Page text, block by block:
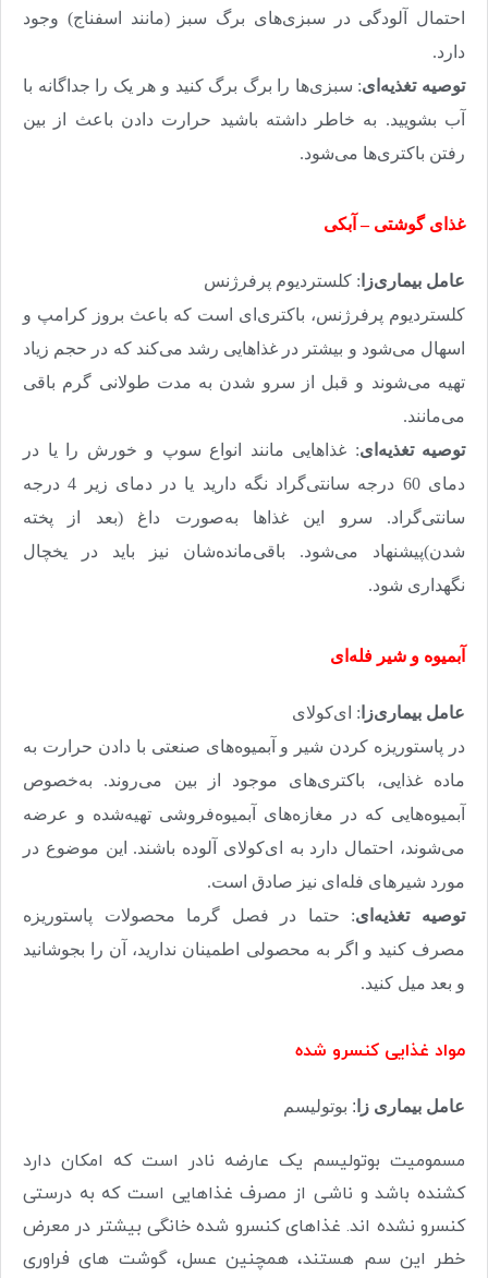
احتمال آلودگی در سبزی‌های برگ سبز (مانند اسفناج) وجود
دارد.
توصیه تغذیه‌ای: سبزی‌ها را برگ برگ کنید و هر یک را جداگانه با
آب بشویید. به خاطر داشته باشید حرارت دادن باعث از بین
رفتن باکتری‌ها می‌شود.
غذای گوشتی – آبکی
عامل بیماری‌زا : کلستردیوم پرفرژنس
کلستردیوم پرفرژنس، باکتری‌ای است که باعث بروز کرامپ و
اسهال می‌شود و بیشتر در غذاهایی رشد می‌کند که در حجم زیاد
تهیه می‌شوند و قبل از سرو شدن به مدت طولانی گرم باقی
می‌مانند.
توصیه تغذیه‌ای: غذاهایی مانند انواع سوپ و خورش را یا در
دمای 60 درجه سانتی‌گراد نگه دارید یا در دمای زیر 4 درجه
سانتی‌گراد. سرو این غذاها به‌صورت داغ (بعد از پخته
شدن)پیشنهاد می‌شود. باقی‌مانده‌شان نیز باید در یخچال
نگهداری شود.
آبمیوه و شیر فله‌ای
عامل بیماری‌زا :‌ ای‌کولای
در پاستوریزه کردن شیر و آبمیوه‌های صنعتی با دادن حرارت به
ماده غذایی، باکتری‌های موجود از بین می‌روند. به‌خصوص
آبمیوه‌هایی که در مغازه‌های آبمیوه‌فروشی تهیه‌شده و عرضه
می‌شوند، احتمال دارد به ای‌کولای آلوده باشند. این موضوع در
مورد شیرهای فله‌ای نیز صادق است.
توصیه تغذیه‌ای: حتما در فصل گرما محصولات پاستوریزه
مصرف کنید و اگر به محصولی اطمینان ندارید، آن را بجوشانید
و بعد میل کنید.
مواد غذایی کنسرو شده
عامل بیماری زا : بوتولیسم
مسمومیت بوتولیسم یک عارضه نادر است که امکان دارد
کشنده باشد و ناشی از مصرف غذاهایی است که به درستی
کنسرو نشده اند. غذاهای کنسرو شده خانگی بیشتر در معرض
خطر این سم هستند، همچنین عسل، گوشت های فراوری